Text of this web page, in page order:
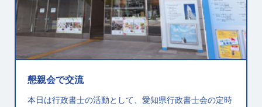
懇親会で交流
本日は行政書士の活動として、愛知県行政書士会の定時